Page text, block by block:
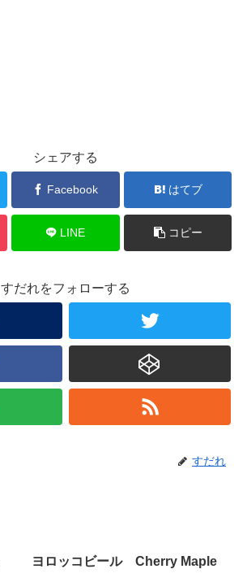
シェアする
Facebook はてブ
LINE コピー
すだれをフォローする
すだれ
ヨロッコビール Cherry Maple